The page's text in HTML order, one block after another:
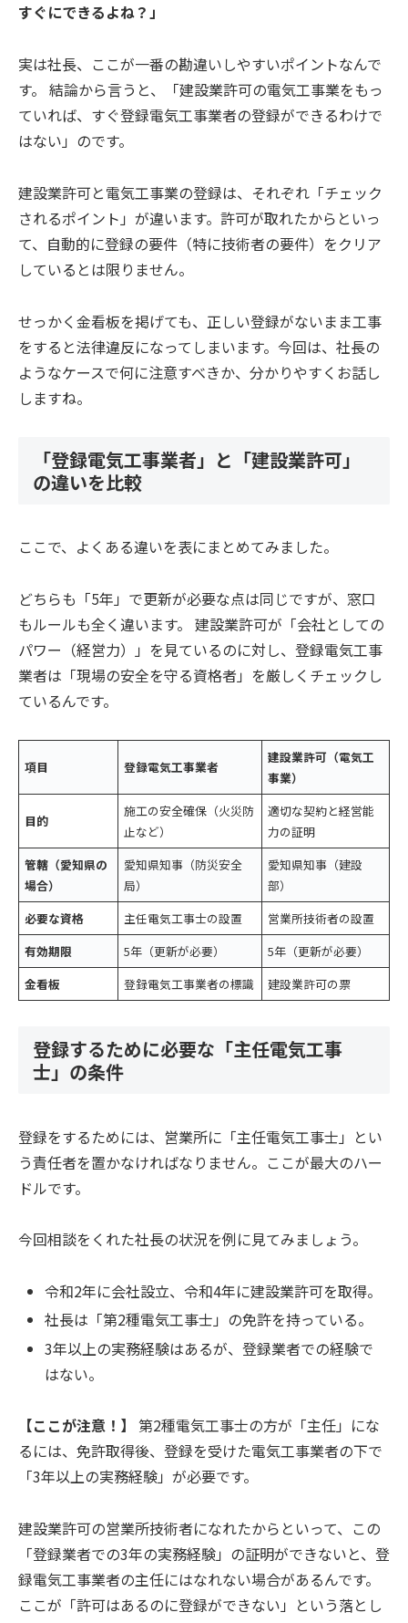
すぐにできるよね？」
実は社長、ここが一番の勘違いしやすいポイントなんで
す。 結論から言うと、「建設業許可の電気工事業をもっ
ていれば、すぐ登録電気工事業者の登録ができるわけで
はない」のです。
建設業許可と電気工事業の登録は、それぞれ「チェック
されるポイント」が違います。許可が取れたからといっ
て、自動的に登録の要件（特に技術者の要件）をクリア
しているとは限りません。
せっかく金看板を掲げても、正しい登録がないまま工事
をすると法律違反になってしまいます。今回は、社長の
ようなケースで何に注意すべきか、分かりやすくお話し
しますね。
「登録電気工事業者」と「建設業許可」
の違いを比較
ここで、よくある違いを表にまとめてみました。
どちらも「5年」で更新が必要な点は同じですが、窓口
もルールも全く違います。 建設業許可が「会社としての
パワー（経営力）」を見ているのに対し、登録電気工事
業者は「現場の安全を守る資格者」を厳しくチェックし
ているんです。
項目 登録電気工事業者
建設業許可（電気工
事業）
目的
施工の安全確保（火災防
止など）
適切な契約と経営能
力の証明
管轄（愛知県の
場合）
愛知県知事（防災安全
局）
愛知県知事（建設
部）
必要な資格
主任電気工事士の設置
営業所技術者の設置
有効期限
5年（更新が必要）
5年（更新が必要）
金看板
登録電気工事業者の標識 建設業許可の票
登録するために必要な「主任電気工事
士」の条件
登録をするためには、営業所に「主任電気工事士」とい
う責任者を置かなければなりません。ここが最大のハー
ドルです。
今回相談をくれた社長の状況を例に見てみましょう。
令和2年に会社設立、令和4年に建設業許可を取得。
社長は「第2種電気工事士」の免許を持っている。
3年以上の実務経験はあるが、登録業者での経験で
はない。
【ここが注意！】 第2種電気工事士の方が「主任」にな
るには、免許取得後、登録を受けた電気工事業者の下で
「3年以上の実務経験」が必要です。
建設業許可の営業所技術者になれたからといって、この
「登録業者での3年の実務経験」の証明ができないと、登
録電気工事業者の主任にはなれない場合があるんです。
ここが「許可はあるのに登録ができない」という落とし